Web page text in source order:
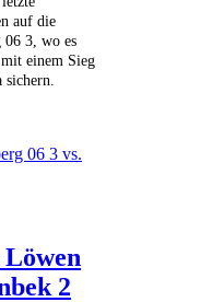
auf die
06 3, wo es
einem Sieg
06 3 vs.
2